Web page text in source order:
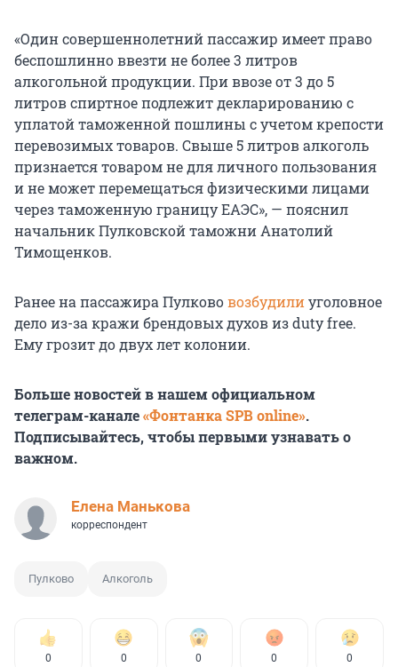
«Один совершеннолетний пассажир имеет право
беспошлинно ввезти не более 3 литров
алкогольной продукции. При ввозе от 3 до 5
литров спиртное подлежит декларированию с
уплатой таможенной пошлины с учетом крепости
перевозимых товаров. Свыше 5 литров алкоголь
признается товаром не для личного пользования
и не может перемещаться физическими лицами
через таможенную границу ЕАЭС», — пояснил
начальник Пулковской таможни Анатолий
Тимощенков.
Ранее на пассажира Пулкововозбудилиуголовное
дело из-за кражи брендовых духов из duty free.
Ему грозит до двух лет колонии.
Больше новостей в нашем официальном
телеграм-канале«Фонтанка SPB online».
Подписывайтесь, чтобы первыми узнавать о
важном.
Елена Манькова
корреспондент
Пулково Алкоголь
0 0 0 0 0